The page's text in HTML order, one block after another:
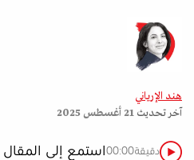
هند الإرياني
آخر تحديث 21 أغسطس 2025
استمع إلى المقال 00:00دقيقة